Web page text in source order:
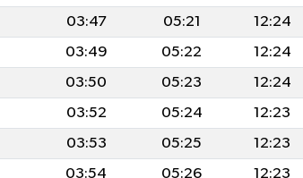
03:47 05:21 12:24
03:49 05:22 12:24
03:50 05:23 12:24
03:52 05:24 12:23
03:53 05:25 12:23
03:54 05:26 12:23